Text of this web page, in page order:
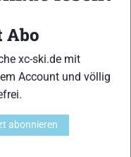
20
xc-ski.de mit
Account und völlig
abonnieren